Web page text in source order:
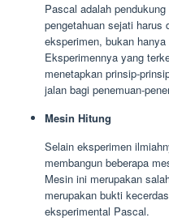
Pascal adalah
pengetahuan sejati harus
eksperimen, bukan
Eksperimennya yang
menetapkan prinsip-
jalan bagi penemuan-
Mesin Hitung
Selain eksperimen
membangun beberapa
Mesin ini merupakan
merupakan bukti
eksperimental Pascal.